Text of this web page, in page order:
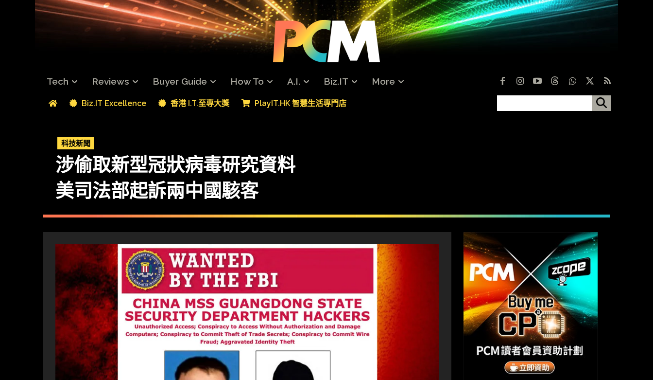
Tech Reviews Buyer Guide How To A.I. Biz.IT More
Biz.IT Excellence 香港 I.T.至專大獎 PlayIT.HK 智慧生活專門店
科技新聞
涉偷取新型冠狀病毒研究資料
美司法部起訴兩中國駭客